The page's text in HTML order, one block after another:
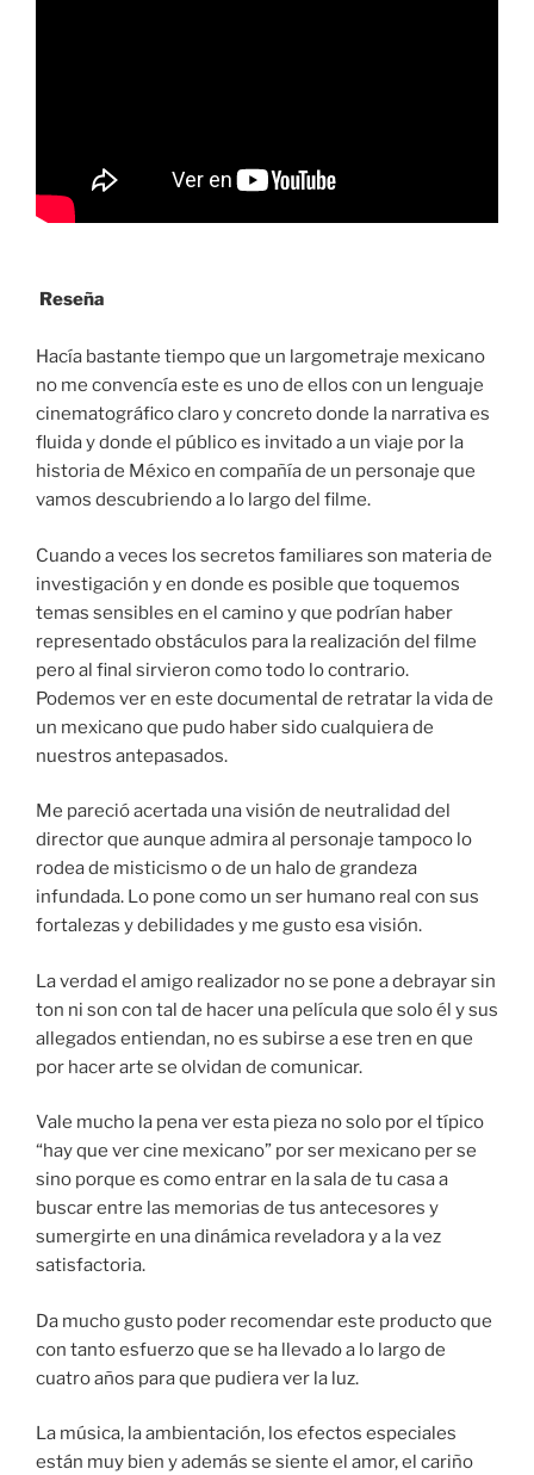
Reseña
Hacía bastante tiempo que un largometraje mexicano
no me convencía este es uno de ellos con un lenguaje
cinematográfico claro y concreto donde la narrativa es
fluida y donde el público es invitado a un viaje por la
historia de México en compañía de un personaje que
vamos descubriendo a lo largo del filme.
Cuando a veces los secretos familiares son materia de
investigación y en donde es posible que toquemos
temas sensibles en el camino y que podrían haber
representado obstáculos para la realización del filme
pero al final sirvieron como todo lo contrario.
Podemos ver en este documental de retratar la vida de
un mexicano que pudo haber sido cualquiera de
nuestros antepasados.
Me pareció acertada una visión de neutralidad del
director que aunque admira al personaje tampoco lo
rodea de misticismo o de un halo de grandeza
infundada. Lo pone como un ser humano real con sus
fortalezas y debilidades y me gusto esa visión.
La verdad el amigo realizador no se pone a debrayar sin
ton ni son con tal de hacer una película que solo él y sus
allegados entiendan, no es subirse a ese tren en que
por hacer arte se olvidan de comunicar.
Vale mucho la pena ver esta pieza no solo por el típico
“hay que ver cine mexicano” por ser mexicano per se
sino porque es como entrar en la sala de tu casa a
buscar entre las memorias de tus antecesores y
sumergirte en una dinámica reveladora y a la vez
satisfactoria.
Da mucho gusto poder recomendar este producto que
con tanto esfuerzo que se ha llevado a lo largo de
cuatro años para que pudiera ver la luz.
La música, la ambientación, los efectos especiales
están muy bien y además se siente el amor, el cariño